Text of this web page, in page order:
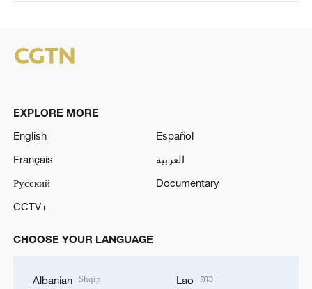
EXPLORE MORE
English
Español
Français
العربية
Русский
Documentary
CCTV+
CHOOSE YOUR LANGUAGE
Albanian Shqip Lao ລາວ